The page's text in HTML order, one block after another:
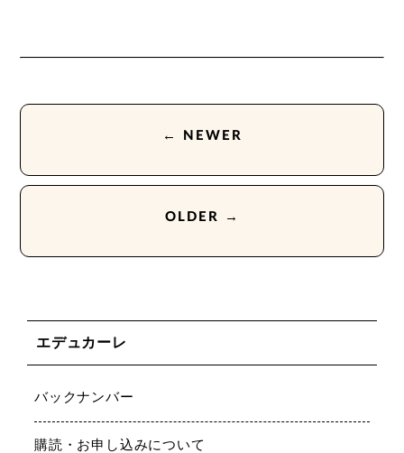
← NEWER
OLDER →
エデュカーレ
バックナンバー
購読・お申し込みについて